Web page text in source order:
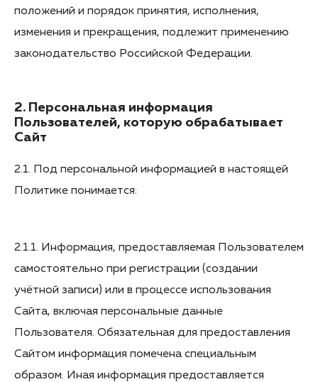
положений и порядок принятия, исполнения,
изменения и прекращения, подлежит применению
законодательство Российской Федерации.
2. Персональная информация
Пользователей, которую обрабатывает
Сайт
2.1. Под персональной информацией в настоящей
Политике понимается:
2.1.1. Информация, предоставляемая Пользователем
самостоятельно при регистрации (создании
учётной записи) или в процессе использования
Сайта, включая персональные данные
Пользователя. Обязательная для предоставления
Сайтом информация помечена специальным
образом. Иная информация предоставляется